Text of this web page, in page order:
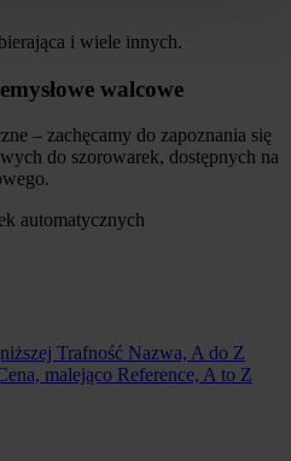
i wiele innych.
walcowe
– zachęcamy do zapoznania się
do szorowarek, dostępnych na
automatycznych
Trafność Nazwa, A do Z
malejąco Reference, A to Z